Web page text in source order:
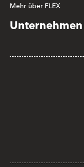
Mehr über FLEX
Unternehmen